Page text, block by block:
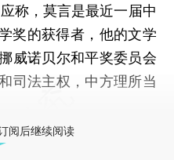
称，莫言是最近一届中
奖的获得者，他的文学
威诺贝尔和平奖委员会
司法主权，中方理所当
阅后继续阅读